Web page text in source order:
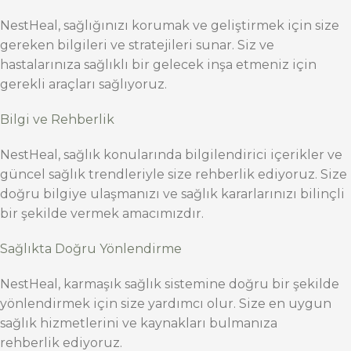
NestHeal, sağlığınızı korumak ve geliştirmek için size
gereken bilgileri ve stratejileri sunar. Siz ve
hastalarınıza sağlıklı bir gelecek inşa etmeniz için
gerekli araçları sağlıyoruz.
Bilgi ve Rehberlik
NestHeal, sağlık konularında bilgilendirici içerikler ve
güncel sağlık trendleriyle size rehberlik ediyoruz. Size
doğru bilgiye ulaşmanızı ve sağlık kararlarınızı bilinçli
bir şekilde vermek amacımızdır.
Sağlıkta Doğru Yönlendirme
NestHeal, karmaşık sağlık sistemine doğru bir şekilde
yönlendirmek için size yardımcı olur. Size en uygun
sağlık hizmetlerini ve kaynakları bulmanıza
rehberlik ediyoruz.